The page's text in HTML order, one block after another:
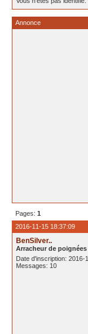
Annonce
Pages: 1
2016-11-15 18:37:09
BenSilver..
Arracheur de poignées
Date d'inscription: 2016-
Messages: 10